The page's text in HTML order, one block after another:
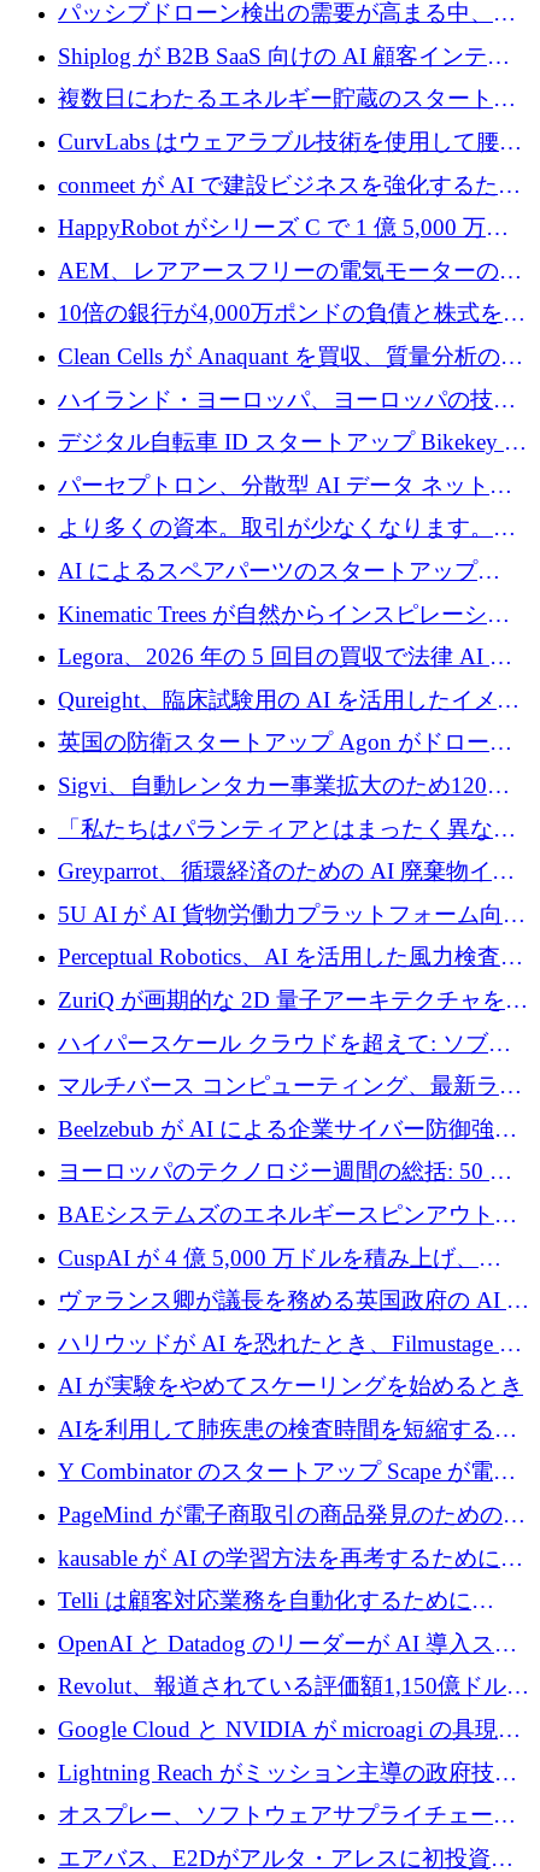
パッシブドローン検出の需要が高まる中、
Monava が資金調達ラウンドを終了
Shiplog が B2B SaaS 向けの AI 顧客インテリ
ジェンスを構築するために 100 万ドルを調達
複数日にわたるエネルギー貯蔵のスタートア
ップ、Ore Energy が新たな投資ラウンドで
4,300 万ドルを獲得
CurvLabs はウェアラブル技術を使用して腰痛
治療をどのように再考しているか
conmeet が AI で建設ビジネスを強化するため
に 600 万ユーロを調達
HappyRobot がシリーズ C で 1 億 5,000 万ド
ルを獲得し、企業運営向けにエージェント AI
を拡張
AEM、レアアースフリーの電気モーターの革
新を加速するために1,600万ポンドを確保
10倍の銀行が4,000万ポンドの負債と株式を調
達
Clean Cells が Anaquant を買収、質量分析の専
門知識によるバイオ医薬品の品質管理を拡大
ハイランド・ヨーロッパ、ヨーロッパの技術
規模拡大を支援するために11億ユーロのファ
ンドVIを閉鎖
デジタル自転車 ID スタートアップ Bikekey が
TÖNNJES への投資を確保
パーセプトロン、分散型 AI データ ネットワ
ークの構築に 650 万ドルを調達
より多くの資本。取引が少なくなります。
2026 年上半期がヨーロッパのテクノロジーに
ついて語ること
AI によるスペアパーツのスタートアップ
Intropy が 1,100 万ドルを調達
Kinematic Trees が自然からインスピレーショ
ンを得たロボット ソフトウェアを拡張するた
めに 58 万 5,000 ポンドを調達
Legora、2026 年の 5 回目の買収で法律 AI ス
タートアップ Wexler を買収
Qureight、臨床試験用の AI を活用したイメー
ジング プラットフォームを拡張するためにシ
リーズ B で 2,000 万ドルを確保
英国の防衛スタートアップ Agon がドローン
攻撃に対抗する仮想戦場を構築、3,000 万ドル
を調達
Sigvi、自動レンタカー事業拡大のため120万
ユーロを調達
「私たちはパランティアとはまったく異なる
会社です」とフランス人の「控えめな」後任
者は言う
Greyparrot、循環経済のための AI 廃棄物イン
テリジェンスを拡張するためにシリーズ B で
2,700 万ドルを確保
5U AI が AI 貨物労働力プラットフォーム向け
に 320 万ドルのプレシードを獲得
Perceptual Robotics、AI を活用した風力検査の
規模拡大に向けて 400 万ポンド以上を確保
ZuriQ が画期的な 2D 量子アーキテクチャを拡
張するために 2,550 万ドルを調達
ハイパースケール クラウドを超えて: ソブリ
ン コンピューティングに対する DFINITY の
ビジョン
マルチバース コンピューティング、最新ラウ
ンドで最大 5 億 7,000 万ドルを目標
Beelzebub が AI による企業サイバー防御強化
のために 300 万ユーロを調達
ヨーロッパのテクノロジー週間の総括: 50 以
上の取引に 10 億ユーロ以上を投資
BAEシステムズのエネルギースピンアウト原
子力タービンが1500万ポンドの資金調達でス
テルスから浮上
CuspAI が 4 億 5,000 万ドルを積み上げ、
Resist.UA が 5,000 万ユーロの基金を立ち上
げ、DSIT が廃止される
ヴァランス卿が議長を務める英国政府の AI タ
スクフォースが発足
ハリウッドが AI を恐れたとき、Filmustage は
代わりにプリプロダクションに賭けました
AI が実験をやめてスケーリングを始めるとき
AIを利用して肺疾患の検査時間を短縮する英
国のヘルステック挑戦者が1900万ドルを獲得
Y Combinator のスタートアップ Scape が電子
メールを再考するために 320 万ドルを調達し
てステルスから浮上
PageMind が電子商取引の商品発見のための
AI を拡張するために 120 万ユーロを調達
kausable が AI の学習方法を再考するために
1,200 万ユーロを調達
Telli は顧客対応業務を自動化するために
1,500 万ドルのシードを確保
OpenAI と Datadog のリーダーが AI 導入スタ
ートアップ Arrakis を支援
Revolut、報道されている評価額1,150億ドルで
の新たな二次株式売却を確認
Google Cloud と NVIDIA が microagi の具現化
された AI の野望を推進
Lightning Reach がミッション主導の政府技術
グループとしてポートフォリオを拡大し ETG
に買収
オスプレー、ソフトウェアサプライチェーン
攻撃を阻止するために265万ドルを確保
エアバス、E2Dがアルタ・アレスに初投資、